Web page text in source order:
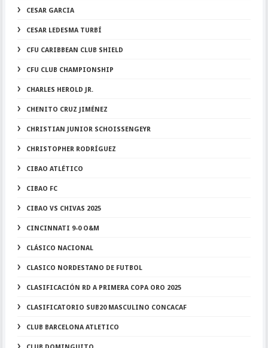
CESAR GARCIA
CESAR LEDESMA TURBÍ
CFU CARIBBEAN CLUB SHIELD
CFU CLUB CHAMPIONSHIP
CHARLES HEROLD JR.
CHENITO CRUZ JIMÉNEZ
CHRISTIAN JUNIOR SCHOISSENGEYR
CHRISTOPHER RODRÍGUEZ
CIBAO ATLÉTICO
CIBAO FC
CIBAO VS CHIVAS 2025
CINCINNATI 9-0 O&M
CLÁSICO NACIONAL
CLASICO NORDESTANO DE FUTBOL
CLASIFICACIÓN RD A PRIMERA COPA ORO 2025
CLASIFICATORIO SUB20 MASCULINO CONCACAF
CLUB BARCELONA ATLETICO